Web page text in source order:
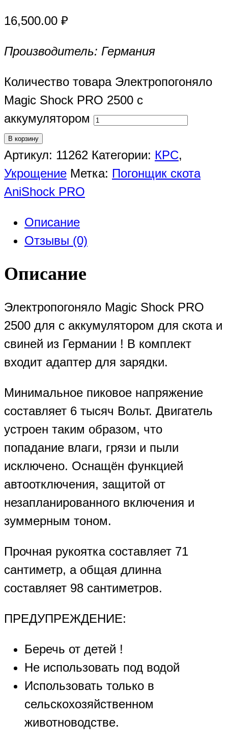
16,500.00 ₽
Производитель: Германия
Количество товара Электропогоняло
Magic Shock PRO 2500 с
аккумулятором
В корзину
Артикул: 11262 Категории: КРС,
Укрощение Метка: Погонщик скота
AniShock PRO
Описание
Отзывы (0)
Описание
Электропогоняло Magic Shock PRO
2500 для с аккумулятором для скота и
свиней из Германии ! В комплект
входит адаптер для зарядки.
Минимальное пиковое напряжение
составляет 6 тысяч Вольт. Двигатель
устроен таким образом, что
попадание влаги, грязи и пыли
исключено. Оснащён функцией
автоотключения, защитой от
незапланированного включения и
зуммерным тоном.
Прочная рукоятка составляет 71
сантиметр, а общая длинна
составляет 98 сантиметров.
ПРЕДУПРЕЖДЕНИЕ:
Беречь от детей !
Не использовать под водой
Использовать только в
сельскохозяйственном
животноводстве.